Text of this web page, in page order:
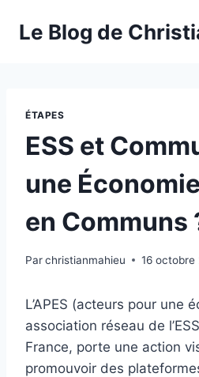
Le Blog de
ÉTAPES
ESS et
une
en Communs
Parchristianmahieu 16 octobre
L’APES (acteurs pour une
association réseau de
France, porte une action
promouvoir des